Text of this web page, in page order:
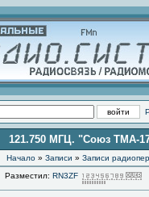
121.750 МГЦ. "Союз ТМА-
Начало » Записи » Записи
Разместил: RN3ZF